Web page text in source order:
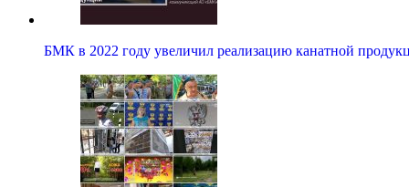
БМК в 2022 году увеличил реализацию канатной